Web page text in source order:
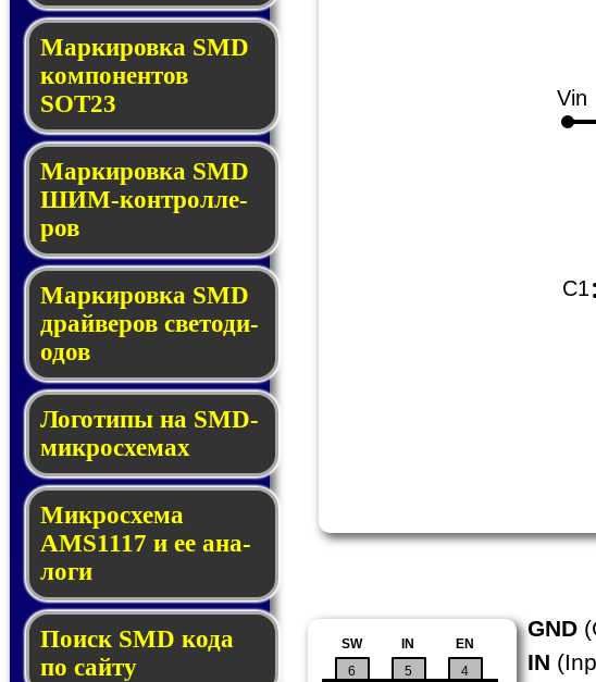
Маркировка SMD
ком­по­нен­тов
SOT23
Маркировка SMD
ШИМ-кон­трол­ле­
ров
Маркировка SMD
драй­ве­ров све­то­ди­
о­дов
Логотипы на SMD-
мик­ро­схе­мах
Микросхема
AMS1117 и ее ана­
ло­ги
Поиск SMD ко­да
по сай­ту
C1
Vin
4
EN
IN
5
6
SW
GND
IN